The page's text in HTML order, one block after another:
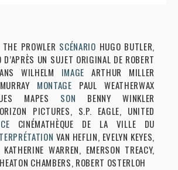
THE PROWLER SCÉNARIO HUGO BUTLER,
UN SUJET ORIGINAL DE ROBERT
WILHELM IMAGE ARTHUR MILLER
MONTAGE PAUL WEATHERWAX
MAPES SON BENNY WINKLER
PICTURES, S.P. EAGLE, UNITED
CINÉMATHÈQUE DE LA VILLE DU
VAN HEFLIN, EVELYN KEYES,
WARREN, EMERSON TREACY,
CHAMBERS, ROBERT OSTERLOH